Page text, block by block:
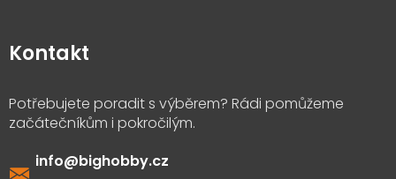
Kontakt
info@bighobby.cz